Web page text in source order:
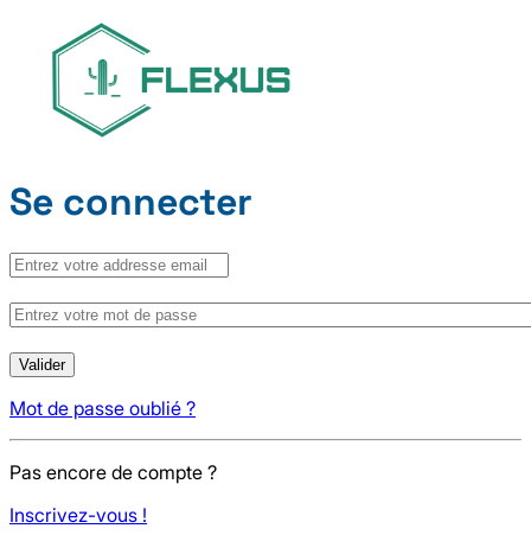
Se connecter
Mot de passe oublié ?
Pas encore de compte ?
Inscrivez-vous !